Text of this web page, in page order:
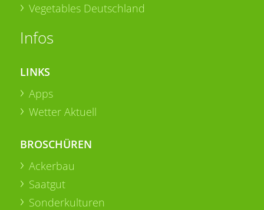
Vegetables Deutschland
Infos
LINKS
Apps
Wetter Aktuell
BROSCHÜREN
Ackerbau
Saatgut
Sonderkulturen